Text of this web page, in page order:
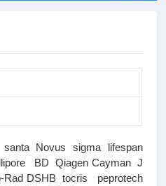
Novus sigma lifespan
BD Qiagen Cayman J
DSHB tocris peprotech